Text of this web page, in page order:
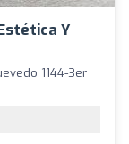
Y
1144-3er